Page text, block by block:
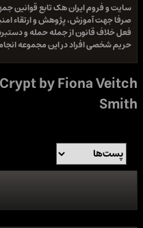
سایت و فروم ایران هک تابع قوانین
صرفا جهت آموزش، پژوهش و ارتقاء
فعل خلاف قانون از جمله حمله و
حریم شخصی افراد در این مجموعه
by Fiona Veitch
Smith